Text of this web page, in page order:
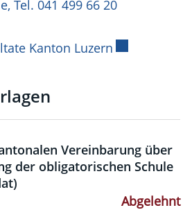
Tel. 041 499 66 20
Kanton Luzern Externer
Vereinbarung über
der obligatorischen Schule
Abgelehnt